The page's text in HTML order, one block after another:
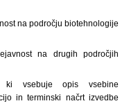
na področju biotehnologije
na drugih področjih
ki vsebuje opis vsebine
in terminski načrt izvedbe